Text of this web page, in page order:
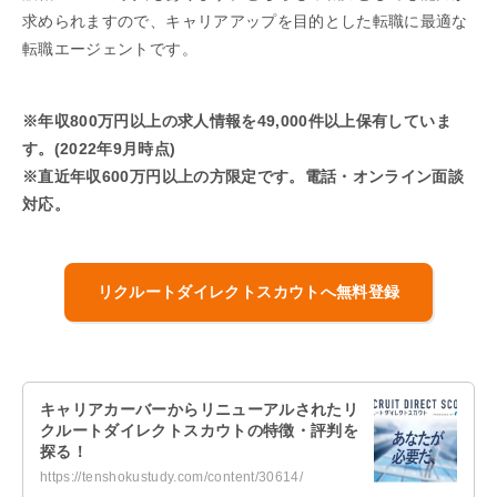
求められますので、キャリアアップを目的とした転職に最適な
転職エージェントです。
※年収800万円以上の求人情報を49,000件以上保有していま
す。(2022年9月時点)
※直近年収600万円以上の方限定です。電話・オンライン面談
対応。
リクルートダイレクトスカウトへ無料登録
キャリアカーバーからリニューアルされたリ
クルートダイレクトスカウトの特徴・評判を
探る！
https://tenshokustudy.com/content/30614/